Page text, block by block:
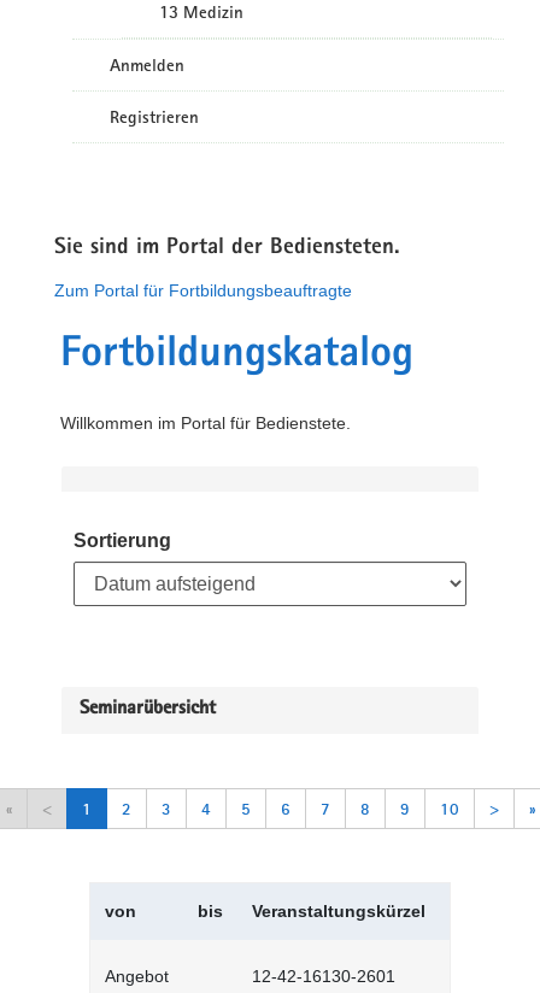
13 Medizin
Anmelden
Registrieren
Sie sind im Portal der Bediensteten.
Zum Portal für Fortbildungsbeauftragte
Fortbildungskatalog
Willkommen im Portal für Bedienstete.
Sortierung
Seminarübersicht
« < 1 2 3 4 5 6 7 8 9 10 > »
von bis Veranstaltungskürzel
Angebot
12-42-16130-2601